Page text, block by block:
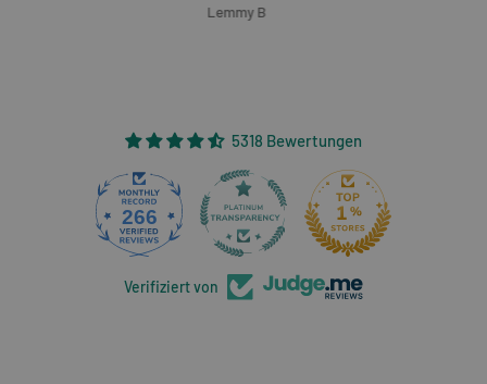
Sascha
5318 Bewertungen
266
Verifiziert von